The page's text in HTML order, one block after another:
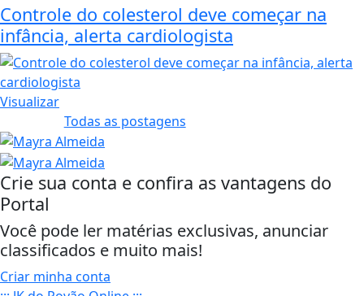
Controle do colesterol deve começar na
infância, alerta cardiologista
Visualizar
Todas as postagens
Crie sua conta e confira as vantagens do
Portal
Você pode ler matérias exclusivas, anunciar
classificados e muito mais!
Criar minha conta